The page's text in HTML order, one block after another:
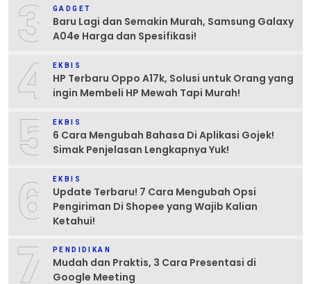
3 GADGET
Baru Lagi dan Semakin Murah, Samsung Galaxy
A04e Harga dan Spesifikasi!
4 EKBIS
HP Terbaru Oppo A17k, Solusi untuk Orang yang
ingin Membeli HP Mewah Tapi Murah!
5 EKBIS
6 Cara Mengubah Bahasa Di Aplikasi Gojek!
Simak Penjelasan Lengkapnya Yuk!
6 EKBIS
Update Terbaru! 7 Cara Mengubah Opsi
Pengiriman Di Shopee yang Wajib Kalian
Ketahui!
7 PENDIDIKAN
Mudah dan Praktis, 3 Cara Presentasi di
Google Meeting